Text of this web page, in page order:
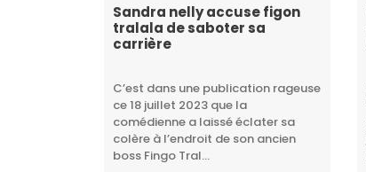
Sandra nelly accuse figon
tralala de saboter sa
carrière
C’est dans une publication rageuse
ce 18 juillet 2023 que la
comédienne a laissé éclater sa
colère à l’endroit de son ancien
boss Fingo Tral...